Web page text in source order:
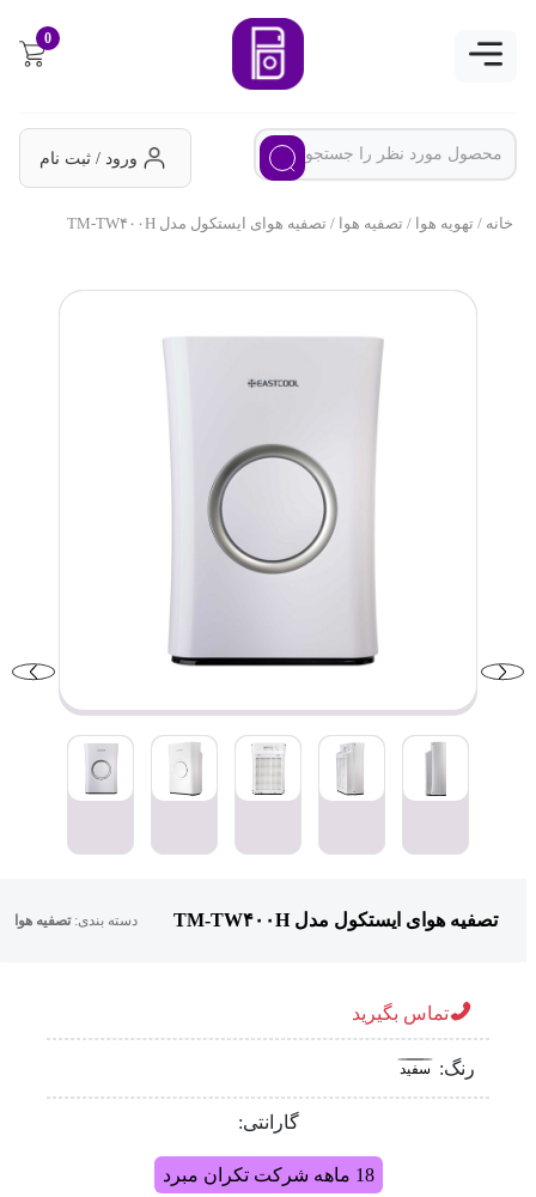
0
ورود / ثبت نام
خانه/ تهویه هوا/ تصفیه هوا/ تصفیه هوای ایستکول مدل TM-TW۴۰۰H
تصفیه هوای ایستکول مدل TM-TW۴۰۰H دسته بندی:تصفیه هوا
تماس بگیرید
رنگ: سفید
گارانتی:
18 ماهه شرکت تکران مبرد